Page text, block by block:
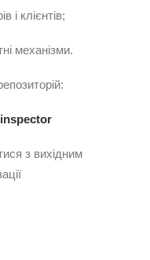
і клієнтів;
механізми.
з вихідним